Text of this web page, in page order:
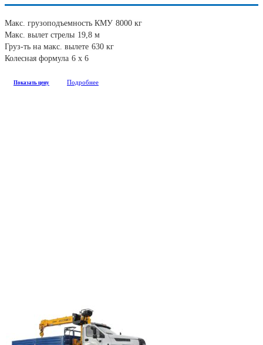
Макс. грузоподъемность КМУ 8000 кг
Макс. вылет стрелы 19,8 м
Груз-ть на макс. вылете 630 кг
Колесная формула 6 х 6
Показать цену Подробнее